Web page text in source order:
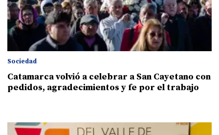
Sociedad
Catamarca volvió a celebrar a San Cayetano con
pedidos, agradecimientos y fe por el trabajo